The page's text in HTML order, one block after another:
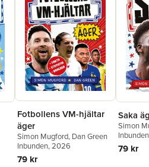
Fotbollens VM-hjältar
äger
Simon Mugford, Dan Green
Inbunden, 2026
79 kr
Saka
Simon
Inbunden
79 kr